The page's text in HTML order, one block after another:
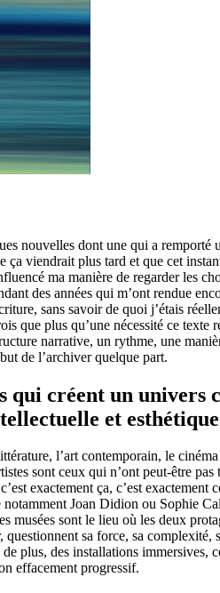
nouvelles dont une qui a
viendrait plus tard et que cet
ma manière de regarder les
des années qui m’ont rendue
sans savoir de quoi j’étais
que plus qu’une nécessité ce
narrative, un rythme, une
de l’archiver quelque part.
créent un univers
et
l’art contemporain, le
sont ceux qui n’ont peut-être
exactement ça, c’est exactement
Joan Didion ou Sophie
sont le lieu où les deux
sa force, sa
plus, des installations immersives,
effacement progressif.